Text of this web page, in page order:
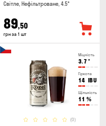
Світле, Нефільтроване, 4.5°
89,50
грн за 1 шт
Міцність
3.7 °
Гіркота
14 IBU
Щільність
11 %
(0)